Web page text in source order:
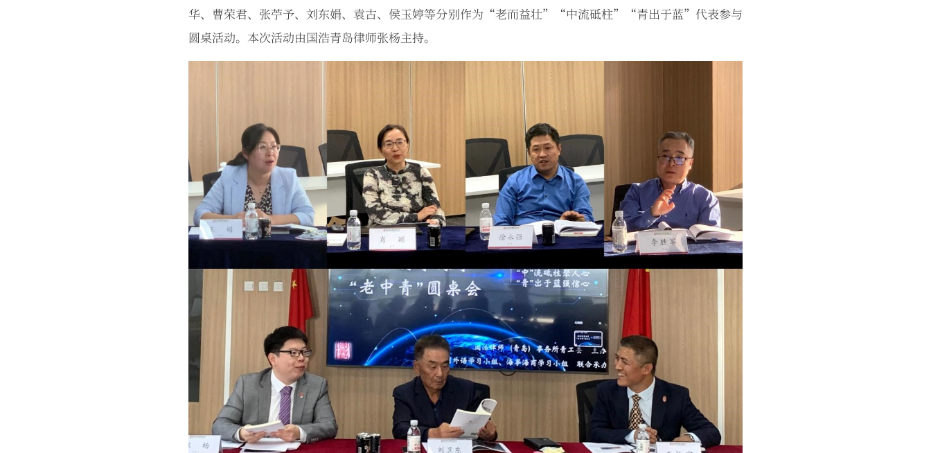
华、曹荣君、张苧予、刘东娟、袁古、侯玉婷等分别作为“老而益壮”“中流砥柱”“青出于蓝”代表参与
圆桌活动。本次活动由国浩青岛律师张杨主持。